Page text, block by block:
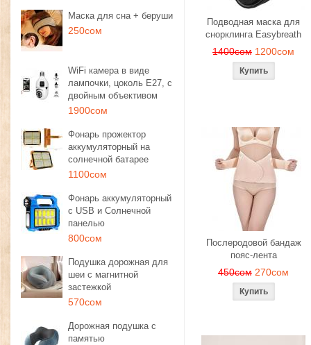
Маска для сна + беруши
250сом
WiFi камера в виде
лампочки, цоколь E27, с
двойным объективом
1900сом
Фонарь прожектор
аккумуляторный на
солнечной батарее
1100сом
Фонарь аккумуляторный
с USB и Солнечной
панелью
800сом
Подушка дорожная для
шеи с магнитной
застежкой
570сом
Дорожная подушка с
памятью
Подводная маска для
снорклинга Easybreath
1400сом 1200сом
Послеродовой бандаж
пояс-лента
450сом 270сом